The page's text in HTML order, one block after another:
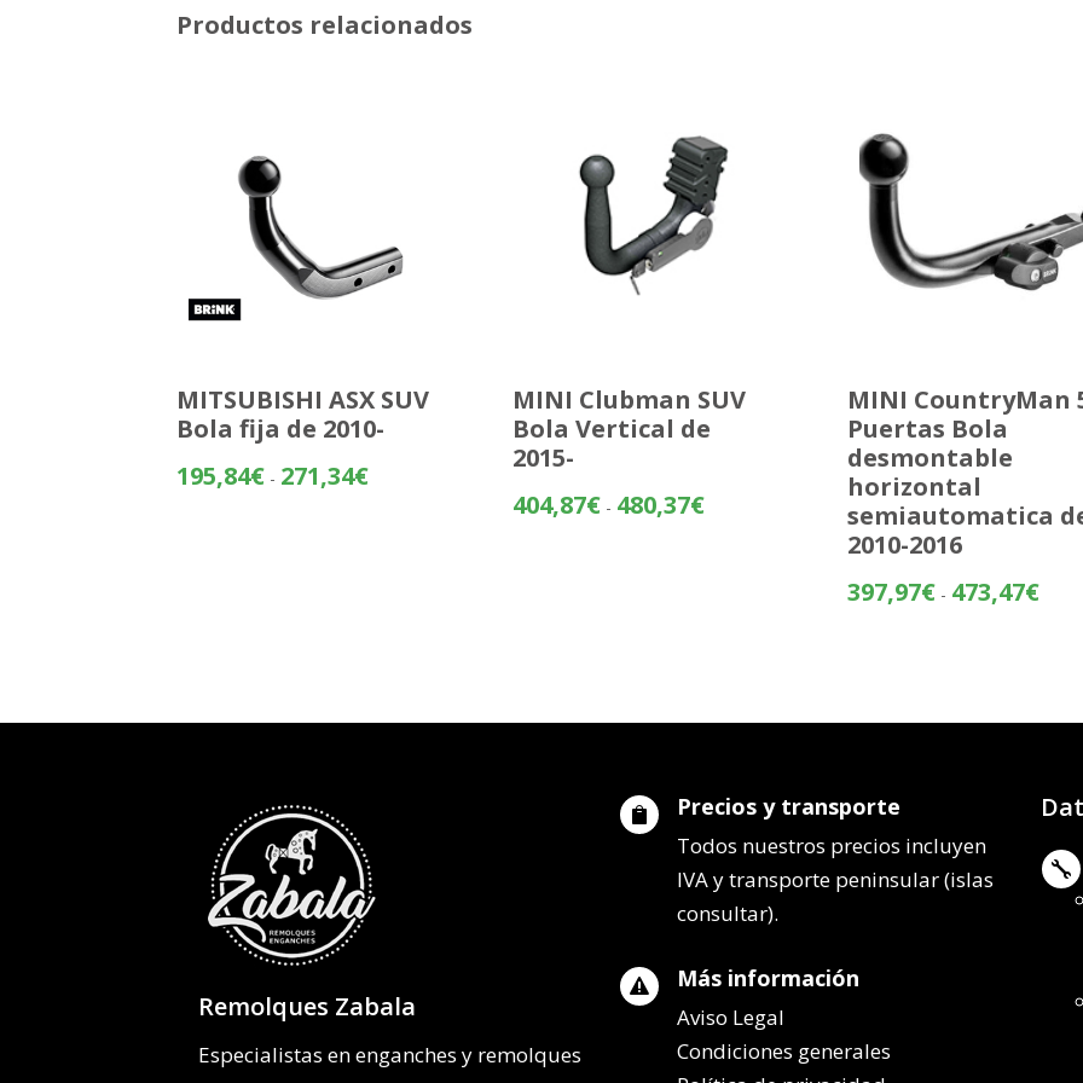
Productos relacionados
MITSUBISHI ASX SUV
Bola fija de 2010-
195,84€ - 271,34€Rango
MINI Clubman SUV
Bola Vertical de
2015-
404,87€ - 480,37€Rango
MINI CountryMan
Puertas Bola
desmontable
horizontal
semiautomatica
2010-2016
397,97€ - 473,47€
hasta
Remolques Zabala
Especialistas en enganches y remolques
 Precios y transporte
Todos nuestros precios incluyen
IVA y transporte peninsular (islas
consultar).
 Más información
Aviso Legal
Condiciones generales
